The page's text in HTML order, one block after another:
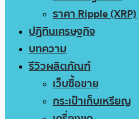
ราคา Ripple (XRP)
ปฏิทินเศรษฐกิจ
บทความ
รีวิวผลิตภัณฑ์
เว็บซื้อขาย
กระเป๋าเก็บเหรียญ